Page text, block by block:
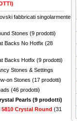
fabbricati singolarmente
Stones (9 prodotti)
Backs No Hotfix (28
Backs Hotfix (9 prodotti)
Stones & Settings
on Stones (17 prodotti)
(46 prodotti)
Pearls (9 prodotti)
5810 Crystal Round (31